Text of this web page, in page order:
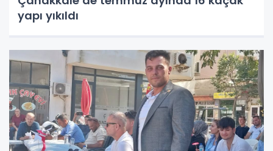
yapı yıkıldı